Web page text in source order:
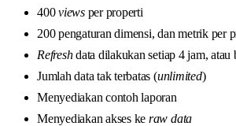
400viewsper properti
200 pengaturan dimensi, dan metrik per
Refreshdata dilakukan setiap 4 jam, atau
Jumlah data tak terbatas (unlimited)
Menyediakan contoh laporan
Menyediakan akses ke raw data